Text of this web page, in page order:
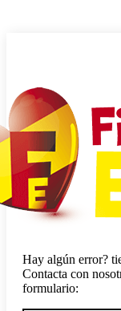
Hay algún error?
Contacta con
formulario: